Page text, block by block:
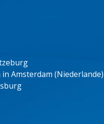
Amsterdam (Niederlande)